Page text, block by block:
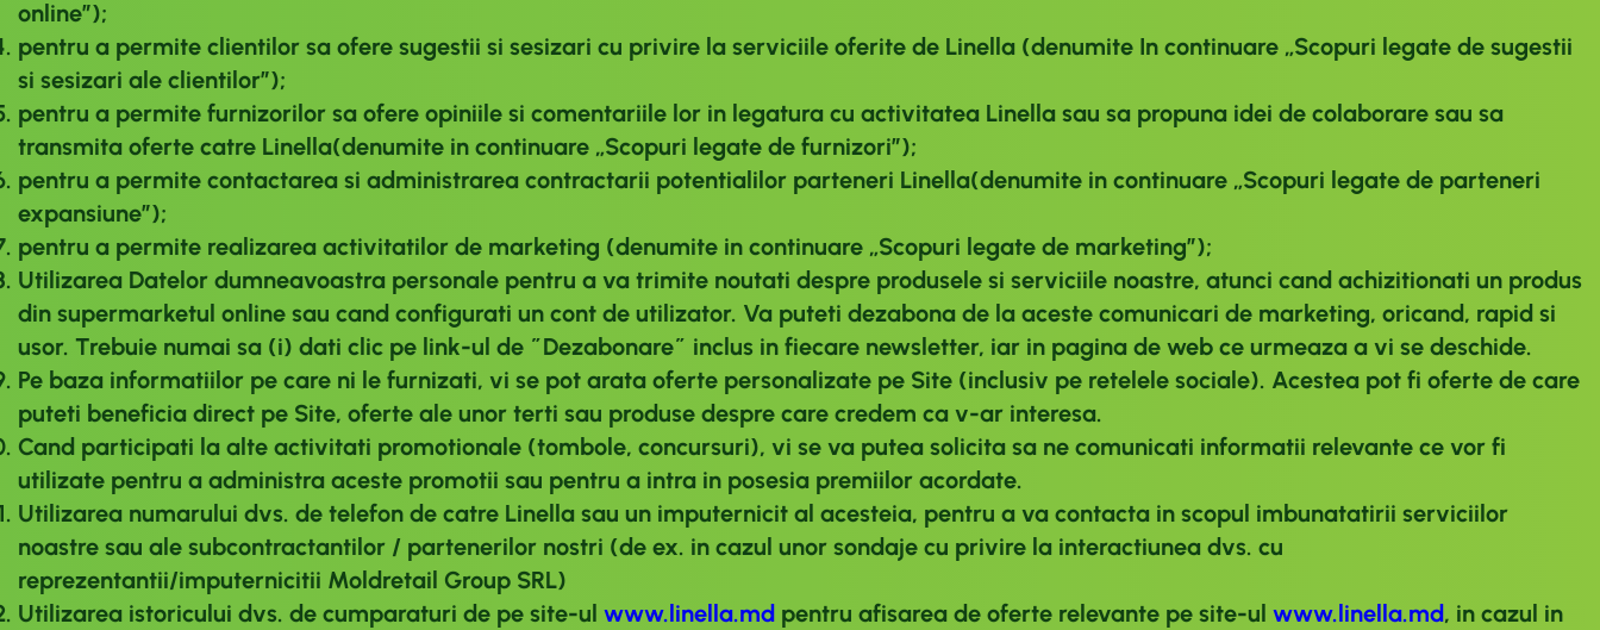
online”);
pentru a permite clientilor sa ofere sugestii si sesizari cu privire la serviciile oferite de Linella (denumite In continuare „Scopuri legate de sugestii
si sesizari ale clientilor”);
pentru a permite furnizorilor sa ofere opiniile si comentariile lor in legatura cu activitatea Linella sau sa propuna idei de colaborare sau sa
transmita oferte catre Linella(denumite in continuare „Scopuri legate de furnizori”);
pentru a permite contactarea si administrarea contractarii potentialilor parteneri Linella(denumite in continuare „Scopuri legate de parteneri
expansiune”);
pentru a permite realizarea activitatilor de marketing (denumite in continuare „Scopuri legate de marketing”);
Utilizarea Datelor dumneavoastra personale pentru a va trimite noutati despre produsele si serviciile noastre, atunci cand achizitionati un produs
din supermarketul online sau cand configurati un cont de utilizator. Va puteti dezabona de la aceste comunicari de marketing, oricand, rapid si
usor. Trebuie numai sa (i) dati clic pe link-ul de ˝Dezabonare˝ inclus in fiecare newsletter, iar in pagina de web ce urmeaza a vi se deschide.
Pe baza informatiilor pe care ni le furnizati, vi se pot arata oferte personalizate pe Site (inclusiv pe retelele sociale). Acestea pot fi oferte de care
puteti beneficia direct pe Site, oferte ale unor terti sau produse despre care credem ca v-ar interesa.
Cand participati la alte activitati promotionale (tombole, concursuri), vi se va putea solicita sa ne comunicati informatii relevante ce vor fi
utilizate pentru a administra aceste promotii sau pentru a intra in posesia premiilor acordate.
Utilizarea numarului dvs. de telefon de catre Linella sau un imputernicit al acesteia, pentru a va contacta in scopul imbunatatirii serviciilor
noastre sau ale subcontractantilor / partenerilor nostri (de ex. in cazul unor sondaje cu privire la interactiunea dvs. cu
reprezentantii/imputernicitii Moldretail Group SRL)
Utilizarea istoricului dvs. de cumparaturi de pe site-ul www.linella.md pentru afisarea de oferte relevante pe site-ul www.linella.md, in cazul in